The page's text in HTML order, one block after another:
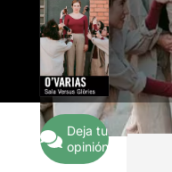
Deja tu
opinión